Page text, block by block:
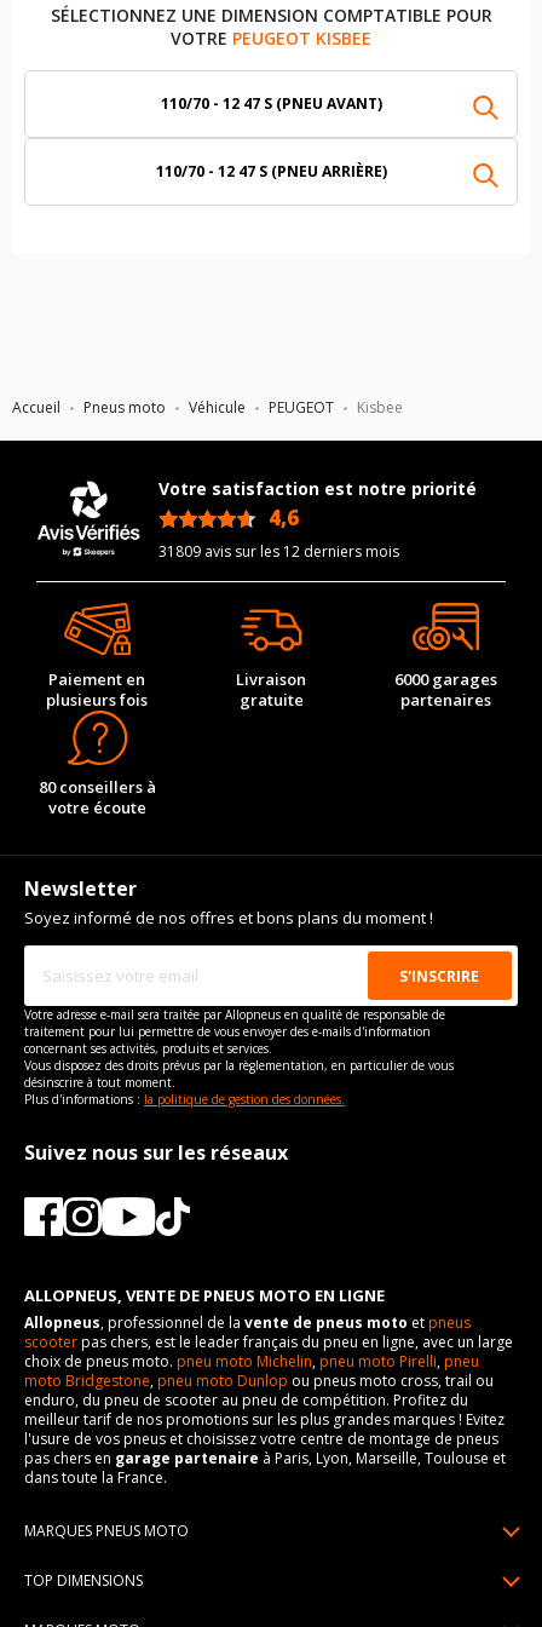
Accueil Pneus moto Véhicule PEUGEOT Kisbee
SÉLECTIONNEZ UNE DIMENSION COMPTATIBLE POUR
VOTRE PEUGEOT KISBEE
110/70 - 12 47 S (PNEU AVANT)
110/70 - 12 47 S (PNEU ARRIÈRE)
Votre satisfaction est notre priorité
4,6
31809 avis sur les 12 derniers mois
Paiement en
plusieurs fois
Livraison
gratuite
6000 garages
partenaires
80 conseillers à
votre écoute
Newsletter
Soyez informé de nos offres et bons plans du moment !
Votre adresse e-mail sera traitée par Allopneus en qualité de responsable de
traitement pour lui permettre de vous envoyer des e-mails d'information
concernant ses activités, produits et services.
Vous disposez des droits prévus par la règlementation, en particulier de vous
désinscrire à tout moment.
Plus d'informations : la politique de gestion des données.
Suivez nous sur les réseaux
ALLOPNEUS, VENTE DE PNEUS MOTO EN LIGNE
Allopneus, professionnel de la vente de pneus moto etpneus
scooterpas chers, est le leader français du pneu en ligne, avec un large
choix de pneus moto. pneu moto Michelin,pneu moto Pirelli,pneu
moto Bridgestone,pneu moto Dunlop ou pneus moto cross, trail ou
enduro, du pneu de scooter au pneu de compétition. Profitez du
meilleur tarif de nos promotions sur les plus grandes marques ! Evitez
l'usure de vos pneus et choisissez votre centre de montage de pneus
pas chers en garage partenaire à Paris, Lyon, Marseille, Toulouse et
dans toute la France.
MARQUES PNEUS MOTO
TOP DIMENSIONS